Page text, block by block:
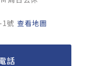
1號 查看地圖
話